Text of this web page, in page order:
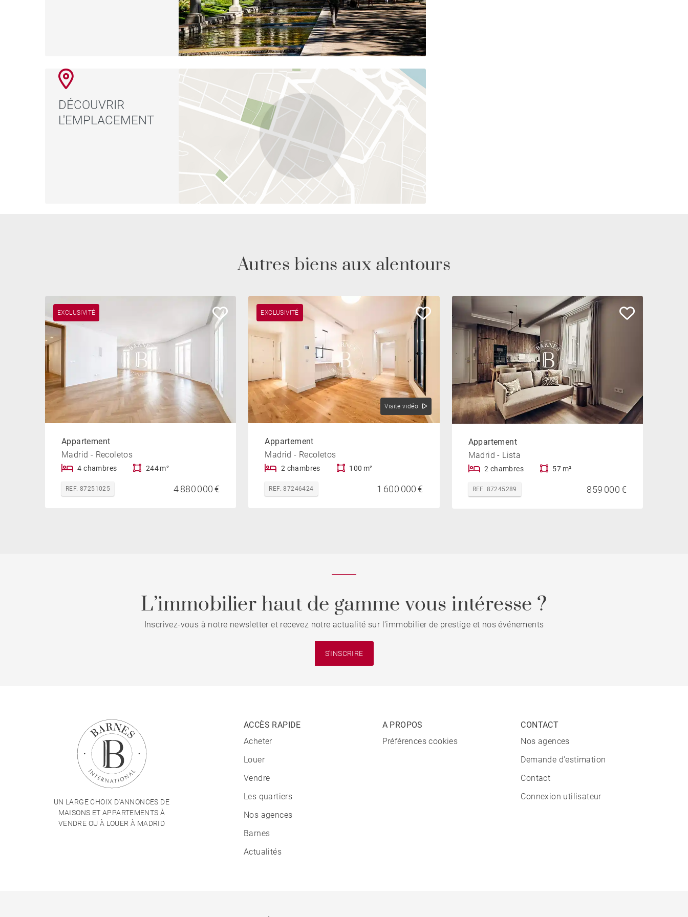
DÉCOUVRIR
L'EMPLACEMENT
Autres biens aux alentours
EXCLUSIVITÉ
Appartement
Madrid - Recoletos
4 chambres 244 m²
REF. 87251025 4 880 000 €
EXCLUSIVITÉ
Visite vidéo
Appartement
Madrid - Recoletos
2 chambres 100 m²
REF. 87246424 1 600 000 €
Appartement
Madrid - Lista
2 chambres 57 m²
REF. 87245289 859 000 €
L’immobilier haut de gamme vous intéresse ?
Inscrivez-vous à notre newsletter et recevez notre actualité sur l'immobilier de prestige et nos événements
S'INSCRIRE
UN LARGE CHOIX D'ANNONCES DE
MAISONS ET APPARTEMENTS À
VENDRE OU À LOUER À MADRID
ACCÈS RAPIDE
Acheter
Louer
Vendre
Les quartiers
Nos agences
Barnes
Actualités
A PROPOS
Préférences cookies
CONTACT
Nos agences
Demande d'estimation
Contact
Connexion utilisateur